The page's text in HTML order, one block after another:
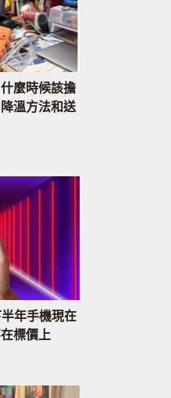
麼時候該擔
溫方法和送
年手機現在
標價上